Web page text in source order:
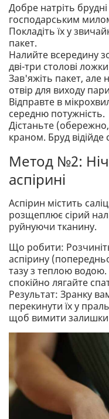
Добре натріть
господарським
Покладіть їх у
пакет.
Налийте всередину
дві-три столові
Зав'яжіть пакет,
отвір для виходу
Відправте в
середню потужність.
Дістаньте
краном. Бруд відійде
Метод №2:
аспірині
Аспірин містить
розщеплює сірий
руйнуючи тканину.
Що робити:
аспірину
тазу з теплою
спокійно лягайте
Результат: Зранку
перекинути їх у
щоб вимити залишки